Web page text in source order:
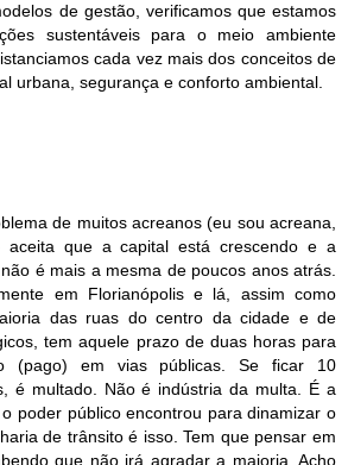
de gestão, verificamos que estamos
sustentáveis para o meio ambiente
cada vez mais dos conceitos de
urbana, segurança e conforto ambiental.
de muitos acreanos (eu sou acreana,
aceita que a capital está crescendo e a
é mais a mesma de poucos anos atrás.
em Florianópolis e lá, assim como
das ruas do centro da cidade e de
tem aquele prazo de duas horas para
(pago) em vias públicas. Se ficar 10
é multado. Não é indústria da multa. É a
poder público encontrou para dinamizar o
de trânsito é isso. Tem que pensar em
que não irá agradar a maioria. Acho